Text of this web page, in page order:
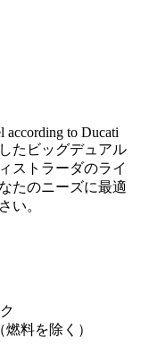
according to Ducati
たビッグデュアル
ストラーダのライ
たのニーズに最適
い。
料を除く）